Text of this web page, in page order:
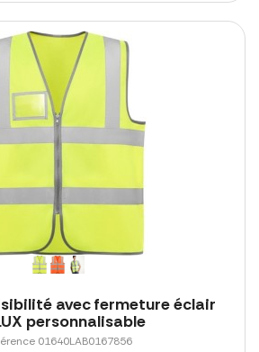
avec fermeture éclair
personnalisable
01640LAB0167856